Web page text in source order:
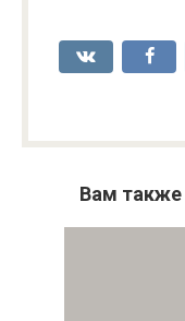
Вам